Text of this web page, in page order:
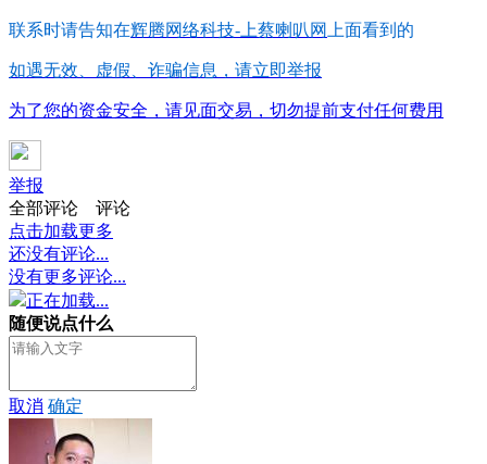
联系时请告知在辉腾网络科技-上蔡喇叭网 上面看到的
如遇无效、虚假、诈骗信息，请立即举报
为了您的资金安全，请见面交易，切勿提前支付任何费用
举报
全部评论
评论
点击加载更多
还没有评论...
没有更多评论...
正在加载...
随便说点什么
取消 确定